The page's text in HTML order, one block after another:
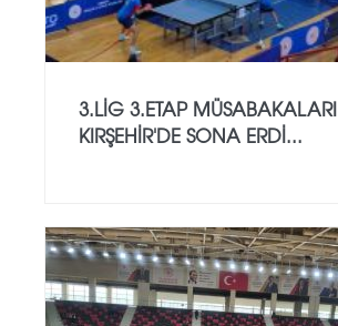
3.LİG 3.ETAP MÜSABAKALARI
KIRŞEHİR'DE SONA ERDİ...